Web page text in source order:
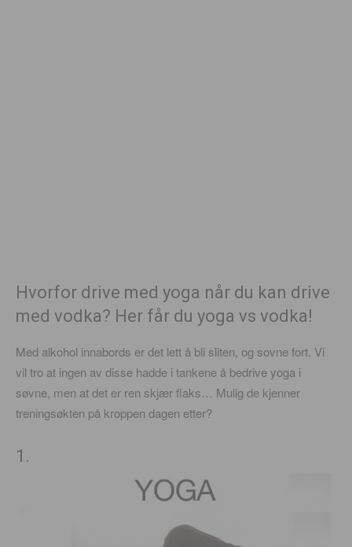
Hvorfor drive med yoga når du kan drive
med vodka? Her får du yoga vs vodka!
Med alkohol innabords er det lett å bli sliten, og sovne fort. Vi
vil tro at ingen av disse hadde i tankene å bedrive yoga i
søvne, men at det er ren skjær flaks… Mulig de kjenner
treningsøkten på kroppen dagen etter?
1.